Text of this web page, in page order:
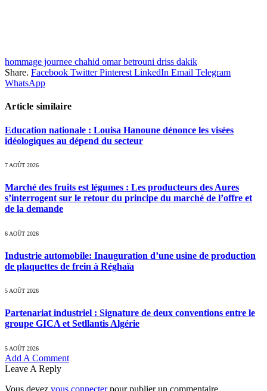
hommage journee chahid omar betrouni driss dakik
Share. Facebook Twitter Pinterest LinkedIn Email Telegram
WhatsApp
Article similaire
Education nationale : Louisa Hanoune dénonce les visées
idéologiques au dépend du secteur
7 AOÛT 2026
Marché des fruits est légumes : Les producteurs des Aures
s’interrogent sur le retour du principe du marché de l’offre et
de la demande
6 AOÛT 2026
Industrie automobile: Inauguration d’une usine de production
de plaquettes de frein à Réghaïa
5 AOÛT 2026
Partenariat industriel : Signature de deux conventions entre le
groupe GICA et Setllantis Algérie
5 AOÛT 2026
Add A Comment
Leave A Reply
Vous devez vous connecterpour publier un commentaire.